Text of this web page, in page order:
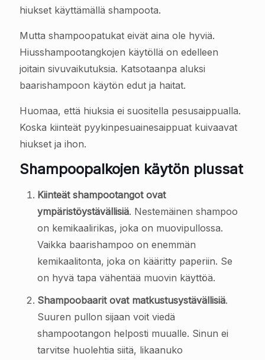
hiukset käyttämällä shampoota.
Mutta shampoopatukat eivät aina ole hyviä.
Hiusshampootangkojen käytöllä on edelleen
joitain sivuvaikutuksia. Katsotaanpa aluksi
baarishampoon käytön edut ja haitat.
Huomaa, että hiuksia ei suositella pesusaippualla.
Koska kiinteät pyykinpesuainesaippuat kuivaavat
hiukset ja ihon.
Shampoopalkojen käytön plussat
Kiinteät shampootangot ovat
ympäristöystävällisiä. Nestemäinen shampoo
on kemikaalirikas, joka on muovipullossa.
Vaikka baarishampoo on enemmän
kemikaalitonta, joka on kääritty paperiin. Se
on hyvä tapa vähentää muovin käyttöä.
Shampoobaarit ovat matkustusystävällisiä.
Suuren pullon sijaan voit viedä
shampootangon helposti muualle. Sinun ei
tarvitse huolehtia siitä, likaanuko